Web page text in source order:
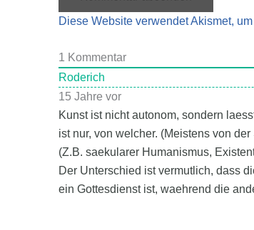
Diese Website verwendet Akismet,
1 Kommentar
Roderich
15 Jahre vor
Kunst ist nicht autonom, sondern
ist nur, von welcher. (Meistens von
(Z.B. saekularer Humanismus,
Der Unterschied ist vermutlich, dass
ein Gottesdienst ist, waehrend die